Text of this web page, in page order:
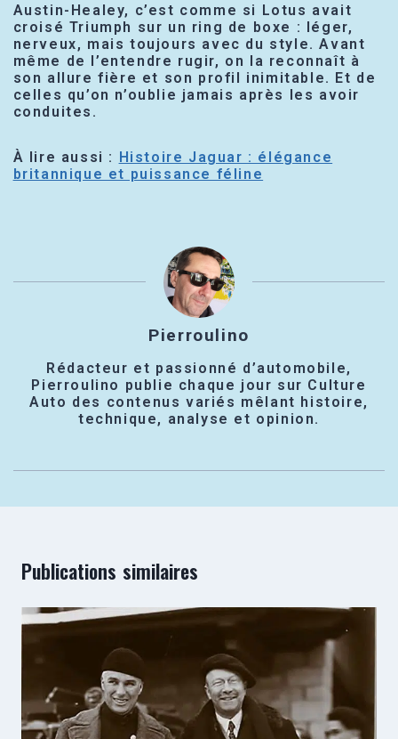
Austin-Healey, c’est comme si Lotus avait
croisé Triumph sur un ring de boxe : léger,
nerveux, mais toujours avec du style. Avant
même de l’entendre rugir, on la reconnaît à
son allure fière et son profil inimitable. Et de
celles qu’on n’oublie jamais après les avoir
conduites.
À lire aussi : Histoire Jaguar : élégance
britannique et puissance féline
Pierroulino
Rédacteur et passionné d’automobile,
Pierroulino publie chaque jour sur Culture
Auto des contenus variés mêlant histoire,
technique, analyse et opinion.
Publications similaires